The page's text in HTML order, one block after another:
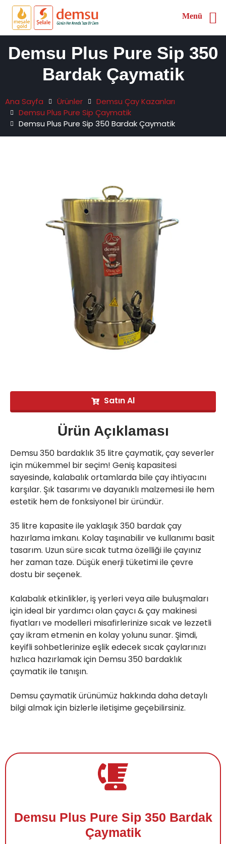
Demsu Plus Pure Sip 350
Bardak Çaymatik
Ana Sayfa Ürünler
Demsu Çay Kazanları
Demsu Plus Pure Sip Çaymatik
Demsu Plus Pure Sip 350 Bardak Çaymatik
Ürün Açıklaması
Satın Al
Demsu 350 bardaklık 35 litre çaymatik, çay severler
için mükemmel bir seçim! Geniş kapasitesi
sayesinde, kalabalık ortamlarda bile çay ihtiyacını
karşılar. Şık tasarımı ve dayanıklı malzemesi ile hem
estetik hem de fonksiyonel bir üründür.
35 litre kapasite ile yaklaşık 350 bardak çay
hazırlama imkanı. Kolay taşınabilir ve kullanımı basit
tasarım. Uzun süre sıcak tutma özelliği ile çayınız
her zaman taze. Düşük enerji tüketimi ile çevre
dostu bir seçenek.
Kalabalık etkinlikler, iş yerleri veya aile buluşmaları
için ideal bir yardımcı olan çaycı & çay makinesi
fiyatları ve modelleri misafirlerinize sıcak ve lezzetli
çay ikram etmenin en kolay yolunu sunar. Şimdi,
keyifli sohbetlerinize eşlik edecek sıcak çaylarınızı
hızlıca hazırlamak için Demsu 350 bardaklık
çaymatik ile tanışın.
Demsu çaymatik ürünümüz hakkında daha detaylı
bilgi almak için bizlerle iletişime geçebilirsiniz.
Demsu Plus Pure Sip 350 Bardak
Çaymatik
Menü